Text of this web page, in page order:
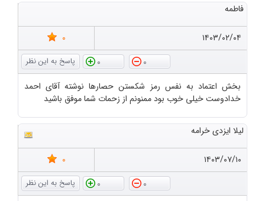
فاطمه
۱۴۰۳/۰۲/۰۴
0
0
0
بخش اعتماد به نفس رمز شکستن حصارها نوشته آقای احمد
خدادوست خیلی خوب بود ممنونم از زحمات شما موفق باشید
لیلا ایزدی خرامه
۱۴۰۳/۰۷/۱۰
0
0
0